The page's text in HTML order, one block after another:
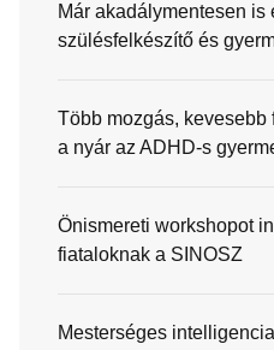
Már akadálymentesen is
szülésfelkészítő és
Több mozgás, kevesebb
a nyár az ADHD-s
Önismereti workshopot
fiataloknak a SINOSZ
Mesterséges